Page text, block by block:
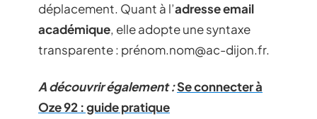
déplacement. Quant à l’adresse email
académique, elle adopte une syntaxe
transparente : prénom.nom@ac-dijon.fr.
A découvrir également :Se connecter à
Oze 92 : guide pratique